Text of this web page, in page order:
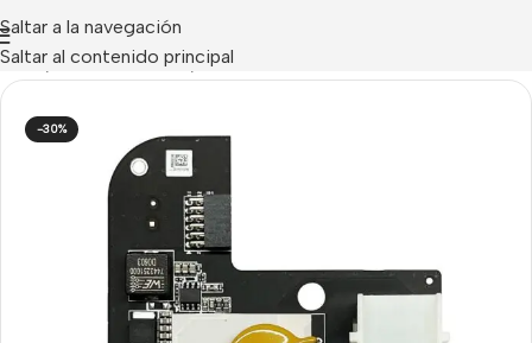
Saltar a la navegación
Saltar al contenido principal
Inicio Hikvision Alarms/Accesorios AX-PRO
-30%